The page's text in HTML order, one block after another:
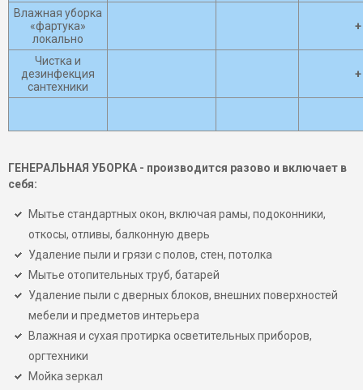
Влажная уборка
«фартука»
локально
+
Чистка и
дезинфекция
сантехники
+
ГЕНЕРАЛЬНАЯ УБОРКА - производится разово и включает в
себя:
Мытье стандартных окон, включая рамы, подоконники,
откосы, отливы, балконную дверь
Удаление пыли и грязи с полов, стен, потолка
Мытье отопительных труб, батарей
Удаление пыли с дверных блоков, внешних поверхностей
мебели и предметов интерьера
Влажная и сухая протирка осветительных приборов,
оргтехники
Мойка зеркал